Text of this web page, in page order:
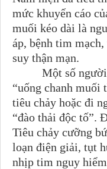
mức khuyến cáo
muối kéo dài là
áp, bệnh tim
suy thận mạn.
Một số người
“uống chanh
tiêu chảy hoặc đi
“đào thải độc tố”.
Tiêu chảy cưỡng
loạn điện giải, tụt
nhịp tim nguy